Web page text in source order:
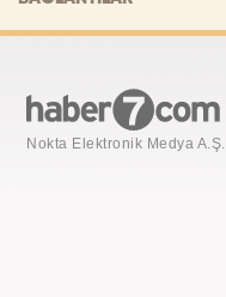
Nokta Elektronik Medya A.Ş.